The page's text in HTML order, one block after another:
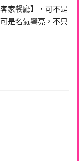
家餐廳】，可不是
是名氣響亮，不只